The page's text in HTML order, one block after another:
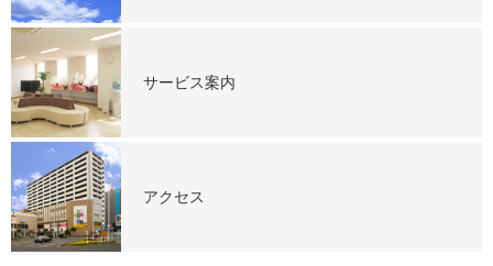
サービス案内
アクセス